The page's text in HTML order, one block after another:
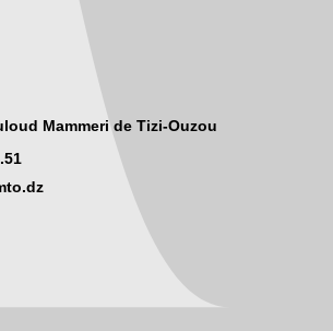
Mammeri de Tizi-Ouzou